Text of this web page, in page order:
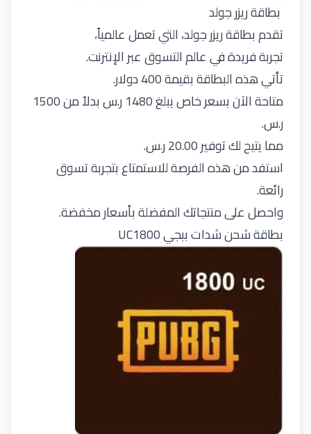
بطاقة ريزر جولد
تقدمبطاقة ريزر جولد، التي تعمل عالمياً،
تجربة فريدة في عالم التسوق عبر الإنترنت.
تأتي هذه البطاقة بقيمة 400 دولار.
متاحة الآن بسعر خاص يبلغ 1480 ر.س بدلاً من 1500
ر.س.
مما يتيح لك توفير 20.00 ر.س.
استفد من هذه الفرصة للاستمتاع بتجربة تسوق
رائعة.
واحصل على منتجاتك المفضلة بأسعار مخفضة.
بطاقة شحن شدات ببجي UC1800